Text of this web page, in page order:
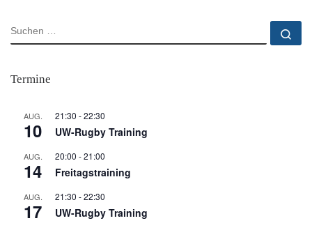
SUCHE
Termine
AUG.
10
21:30 -22:30
UW-Rugby Training
AUG.
14
20:00 -21:00
Freitagstraining
AUG.
17
21:30 -22:30
UW-Rugby Training